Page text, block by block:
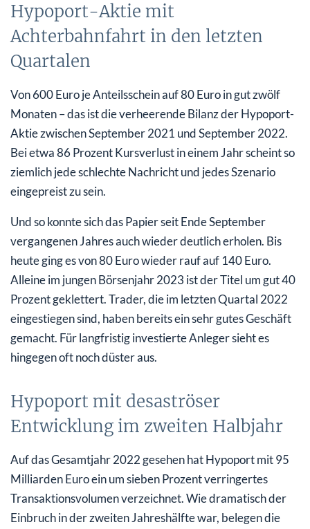
Hypoport-Aktie mit
Achterbahnfahrt in den letzten
Quartalen
Von 600 Euro je Anteilsschein auf 80 Euro in gut zwölf
Monaten – das ist die verheerende Bilanz der Hypoport-
Aktie zwischen September 2021 und September 2022.
Bei etwa 86 Prozent Kursverlust in einem Jahr scheint so
ziemlich jede schlechte Nachricht und jedes Szenario
eingepreist zu sein.
Und so konnte sich das Papier seit Ende September
vergangenen Jahres auch wieder deutlich erholen. Bis
heute ging es von 80 Euro wieder rauf auf 140 Euro.
Alleine im jungen Börsenjahr 2023 ist der Titel um gut 40
Prozent geklettert. Trader, die im letzten Quartal 2022
eingestiegen sind, haben bereits ein sehr gutes Geschäft
gemacht. Für langfristig investierte Anleger sieht es
hingegen oft noch düster aus.
Hypoport mit desaströser
Entwicklung im zweiten Halbjahr
Auf das Gesamtjahr 2022 gesehen hat Hypoport mit 95
Milliarden Euro ein um sieben Prozent verringertes
Transaktionsvolumen verzeichnet. Wie dramatisch der
Einbruch in der zweiten Jahreshälfte war, belegen die